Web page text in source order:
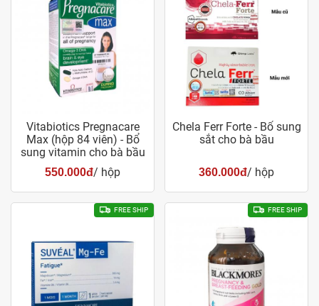
Vitabiotics Pregnacare
Max (hộp 84 viên) - Bổ
sung vitamin cho bà bầu
550.000đ/ hộp
Chela Ferr Forte - Bổ sung
sắt cho bà bầu
360.000đ/ hộp
FREE SHIP FREE SHIP